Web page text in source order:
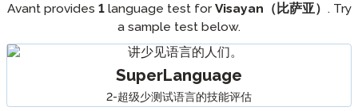
Avant provides 1language test for Visayan（比萨亚） . Try
a sample test below.
SuperLanguage
2-超级少测试语言的技能评估